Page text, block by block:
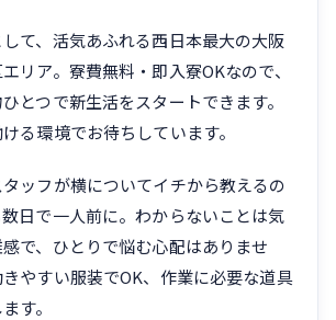
て、活気あふれる西日本最大の大阪
リア。寮費無料・即入寮OKなので、
とつで新生活をスタートできます。
る環境でお待ちしています。
ッフが横についてイチから教えるの
日で一人前に。わからないことは気
で、ひとりで悩む心配はありませ
やすい服装でOK、作業に必要な道具
す。